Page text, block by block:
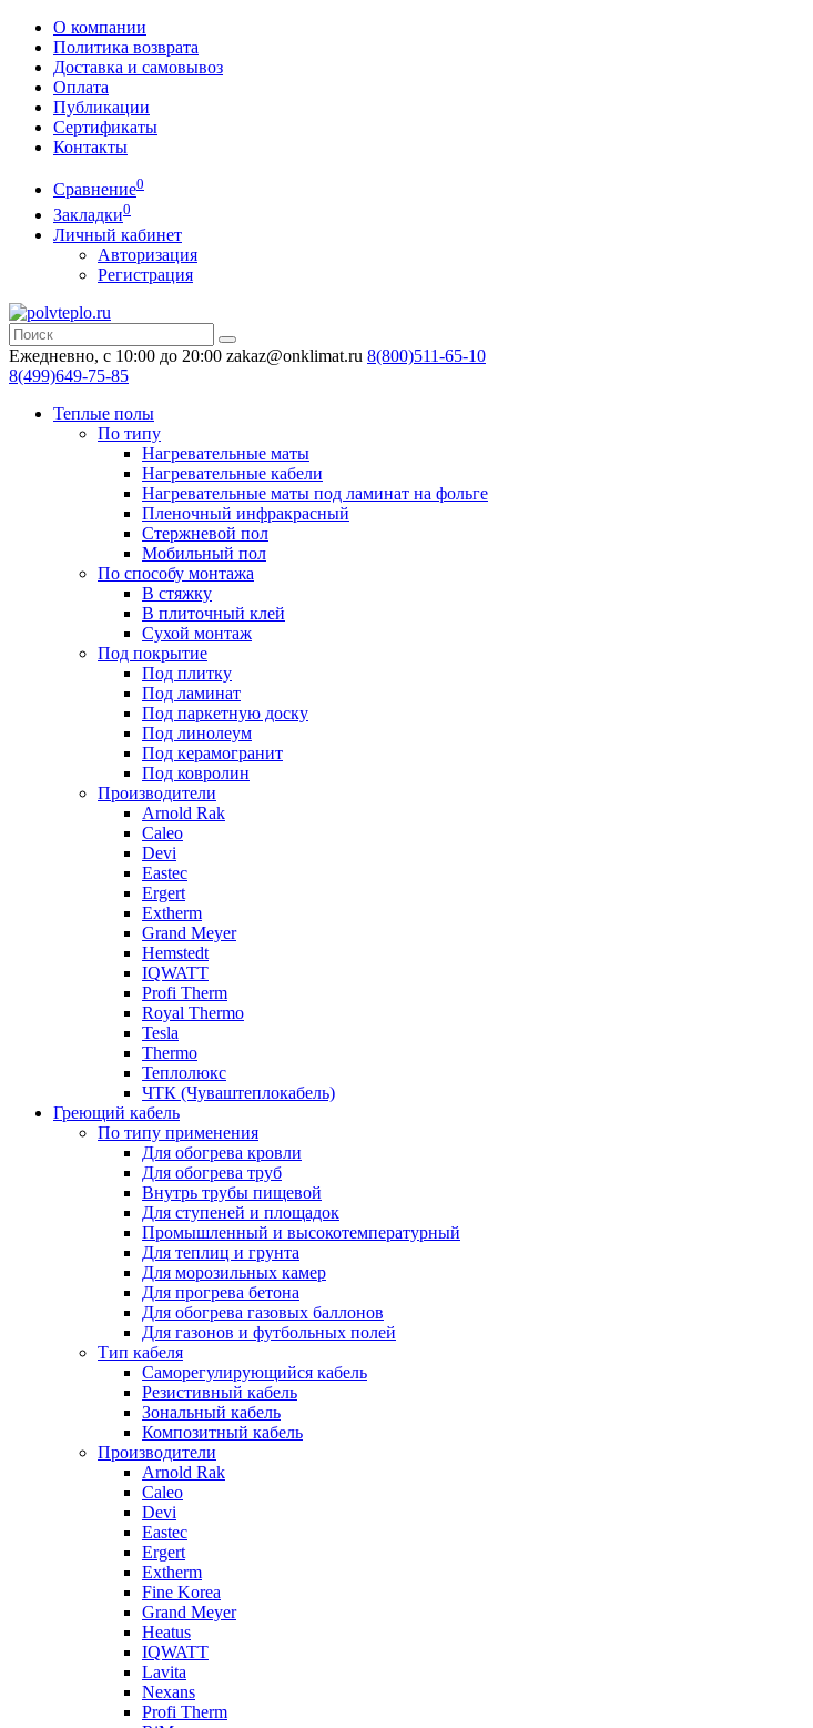
О компании
Политика возврата
Доставка и самовывоз
Оплата
Публикации
Сертификаты
Контакты
Сравнение0
Закладки0
Личный кабинет
Авторизация
Регистрация
Ежедневно, с 10:00 до 20:00 zakaz@onklimat.ru 8(800)511-65-10
8(499)649-75-85
Теплые полы
По типу
Нагревательные маты
Нагревательные кабели
Нагревательные маты под ламинат на фольге
Пленочный инфракрасный
Стержневой пол
Мобильный пол
По способу монтажа
В стяжку
В плиточный клей
Сухой монтаж
Под покрытие
Под плитку
Под ламинат
Под паркетную доску
Под линолеум
Под керамогранит
Под ковролин
Производители
Arnold Rak
Caleo
Devi
Eastec
Ergert
Extherm
Grand Meyer
Hemstedt
IQWATT
Profi Therm
Royal Thermo
Tesla
Thermo
Теплолюкс
ЧТК (Чуваштеплокабель)
Греющий кабель
По типу применения
Для обогрева кровли
Для обогрева труб
Внутрь трубы пищевой
Для ступеней и площадок
Промышленный и высокотемпературный
Для теплиц и грунта
Для морозильных камер
Для прогрева бетона
Для обогрева газовых баллонов
Для газонов и футбольных полей
Тип кабеля
Саморегулирующийся кабель
Резистивный кабель
Зональный кабель
Композитный кабель
Производители
Arnold Rak
Caleo
Devi
Eastec
Ergert
Extherm
Fine Korea
Grand Meyer
Heatus
IQWATT
Lavita
Nexans
Profi Therm